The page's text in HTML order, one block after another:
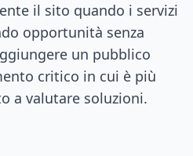
il sito quando i servizi
opportunità senza
un pubblico
critico in cui è più
a valutare soluzioni.